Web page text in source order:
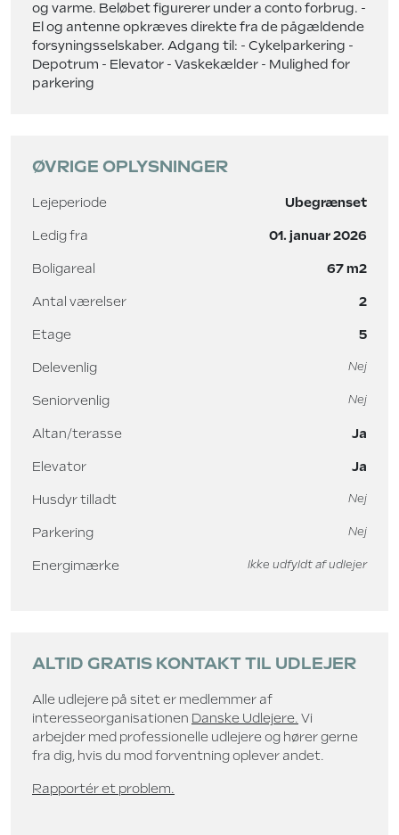
og varme. Beløbet figurerer under a conto forbrug. -
El og antenne opkræves direkte fra de pågældende
forsyningsselskaber. Adgang til: - Cykelparkering -
Depotrum - Elevator - Vaskekælder - Mulighed for
parkering
ØVRIGE OPLYSNINGER
Lejeperiode Ubegrænset
Ledig fra 01. januar 2026
Boligareal 67 m2
Antal værelser 2
Etage 5
Delevenlig Nej
Seniorvenlig Nej
Altan/terasse Ja
Elevator Ja
Husdyr tilladt Nej
Parkering Nej
Energimærke Ikke udfyldt af udlejer
ALTID GRATIS KONTAKT TIL UDLEJER
Alle udlejere på sitet er medlemmer af
interesseorganisationen Danske Udlejere. Vi
arbejder med professionelle udlejere og hører gerne
fra dig, hvis du mod forventning oplever andet.
Rapportér et problem.